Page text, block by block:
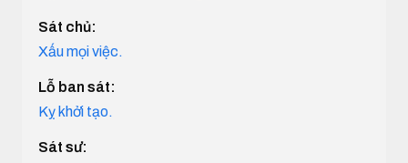
Sát chủ:
Xấu mọi việc.
Lỗ ban sát:
Kỵ khởi tạo.
Sát sư: